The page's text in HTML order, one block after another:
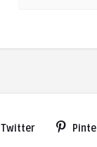
Twitter